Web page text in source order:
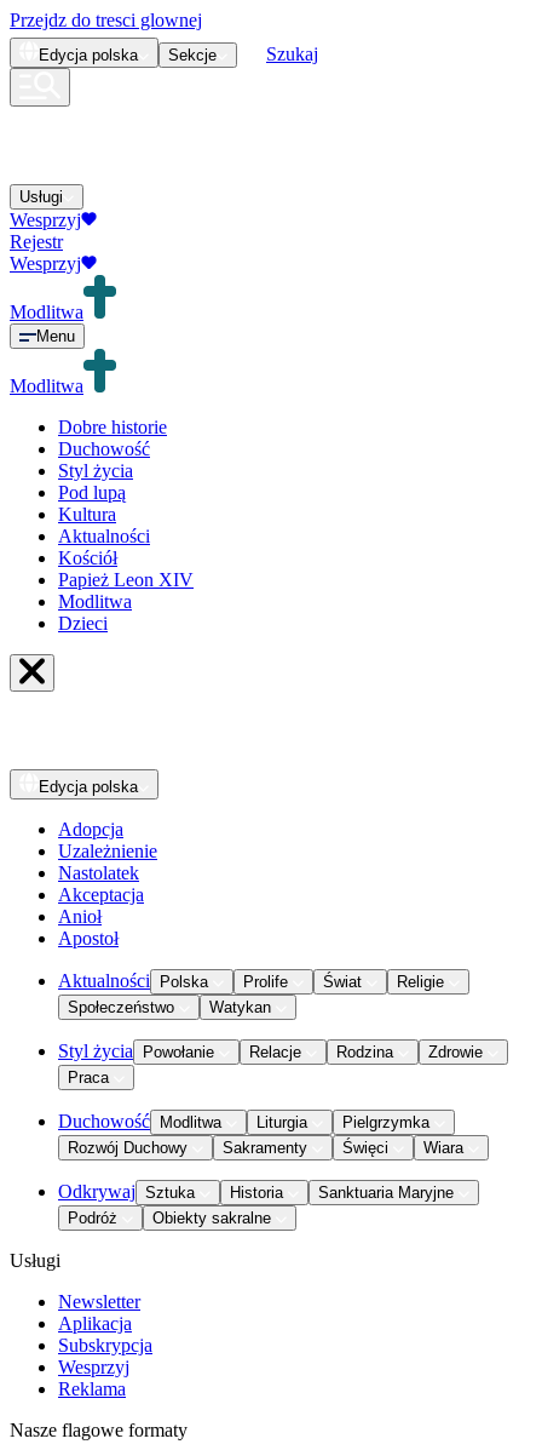
Przejdz do tresci glownej
Edycja polska Sekcje Szukaj
Usługi
Wesprzyj
Rejestr
Wesprzyj
Modlitwa
Menu
Modlitwa
Dobre historie
Duchowość
Styl życia
Pod lupą
Kultura
Aktualności
Kościół
Papież Leon XIV
Modlitwa
Dzieci
Edycja polska
Adopcja
Uzależnienie
Nastolatek
Akceptacja
Anioł
Apostoł
Aktualności Polska Prolife Świat
Religie
Społeczeństwo
Watykan
Styl życia Powołanie Relacje Rodzina
Zdrowie
Praca
Duchowość Modlitwa Liturgia
Pielgrzymka
Rozwój Duchowy
Sakramenty Święci Wiara
Odkrywaj Sztuka Historia
Sanktuaria Maryjne
Podróż
Obiekty sakralne
Usługi
Newsletter
Aplikacja
Subskrypcja
Wesprzyj
Reklama
Nasze flagowe formaty